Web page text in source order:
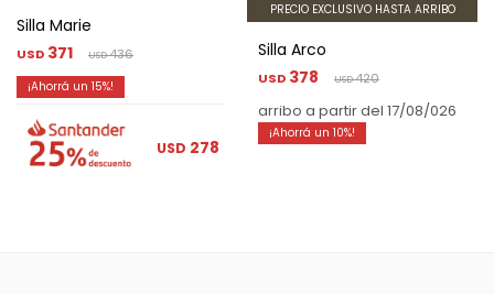
Silla Marie
USD 371 USD436
15
USD 278
PRECIO EXCLUSIVO HASTA ARRIBO
Silla Arco
USD 378 USD420
arribo a partir del 17/08/026
10